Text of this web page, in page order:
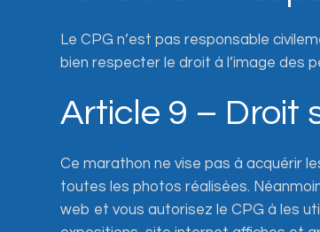
Le CPG n’est pas responsable
bien respecter le droit à l’image des
Article 9 – Droit
Ce marathon ne vise pas à acquérir
toutes les photos réalisées.
web et vous autorisez le CPG à les